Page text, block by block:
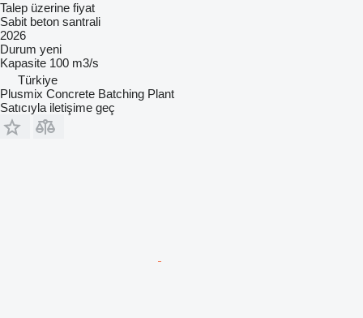
Talep üzerine fiyat
Sabit beton santrali
2026
Durum yeni
Kapasite 100 m3/s
Türkiye
Plusmix Concrete Batching Plant
Satıcıyla iletişime geç